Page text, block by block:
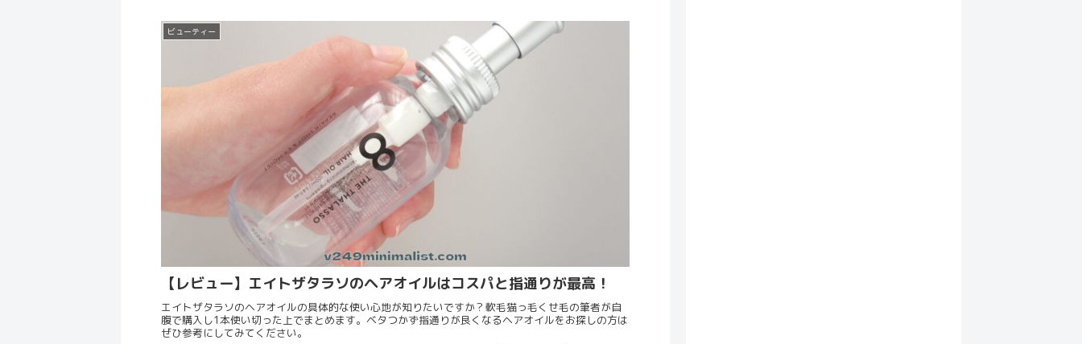
ビューティー
【レビュー】エイトザタラソのヘアオイルはコスパと指通りが最高！
エイトザタラソのヘアオイルの具体的な使い心地が知りたいですか？軟毛猫っ毛くせ毛の筆者が自
腹で購入し1本使い切った上でまとめます。ベタつかず指通りが良くなるヘアオイルをお探しの方は
ぜひ参考にしてみてください。